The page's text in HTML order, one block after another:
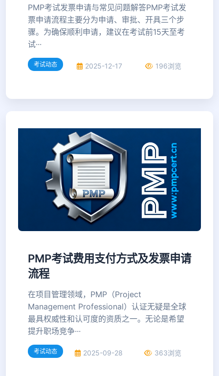
PMP考试发票申请与常见问题解答PMP考试发
票申请流程主要分为申请、审批、开具三个步
骤。为确保顺利申请，建议在考试前15天至考
试···
考试动态 2025-12-17 196浏览
PMP考试费用支付方式及发票申请
流程
在项目管理领域，PMP（Project
Management Professional）认证无疑是全球
最具权威性和认可度的资质之一。无论是希望
提升职场竞争···
考试动态 2025-09-28 363浏览